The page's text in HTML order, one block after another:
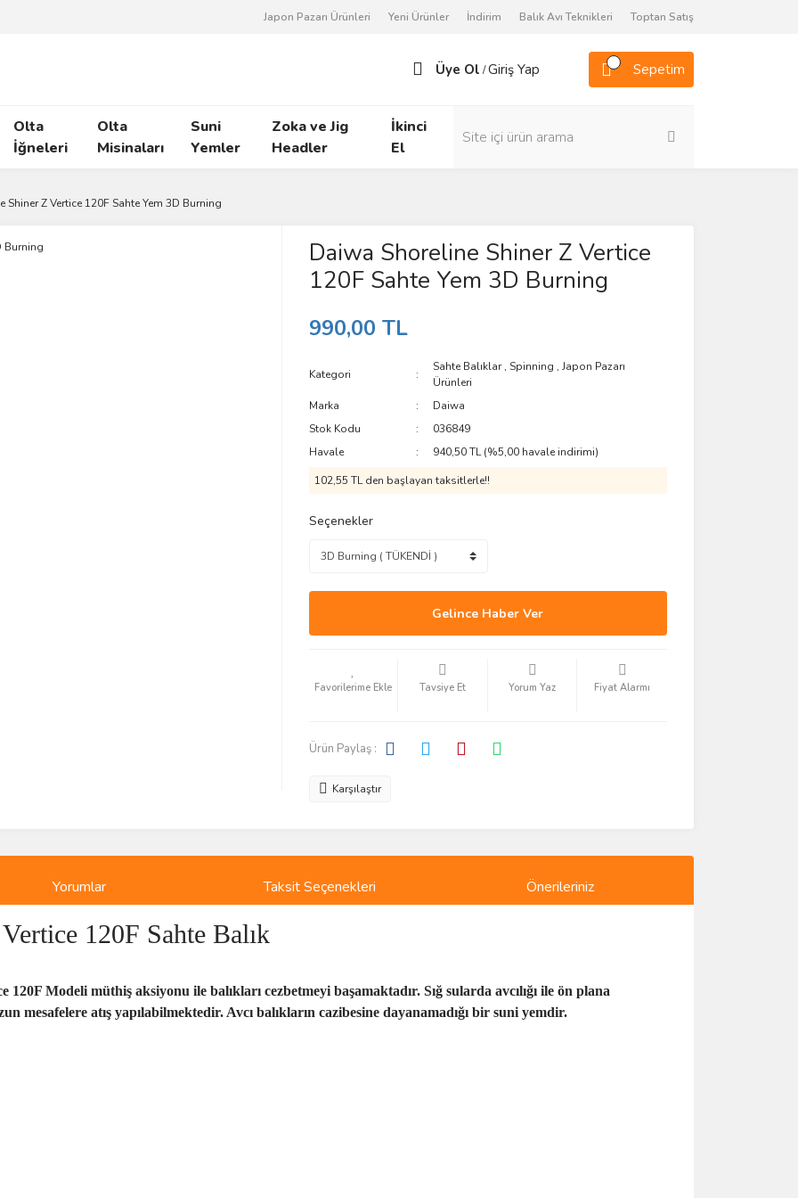
Japon Pazarı Ürünleri Yeni Ürünler İndirim Balık Avı Teknikleri Toptan Satış
Üye Ol /Giriş Yap Sepetim
Olta
İğneleri
Olta
Misinaları
Suni
Yemler
Zoka ve Jig
Headler
İkinci
El
Shiner Z Vertice 120F Sahte Yem 3D Burning
Daiwa Shoreline Shiner Z Vertice
120F Sahte Yem 3D Burning
990,00 TL
Kategori
Sahte Balıklar,Spinning ,Japon Pazarı
Ürünleri
Marka
Daiwa
Stok Kodu
036849
Havale
940,50 TL (%5,00 havale indirimi)
102,55 TL den başlayan taksitlerle!!
Seçenekler
Gelince Haber Ver
Tavsiye Et Yorum Yaz Fiyat Alarmı
Ürün Paylaş :
Karşılaştır
Yorumlar Taksit Seçenekleri Önerileriniz
120F Sahte Balık
Modeli müthiş aksiyonu ile balıkları cezbetmeyi başamaktadır. Sığ sularda avcılığı ile ön plana
mesafelere atış yapılabilmektedir. Avcı balıkların cazibesine dayanamadığı bir suni yemdir.